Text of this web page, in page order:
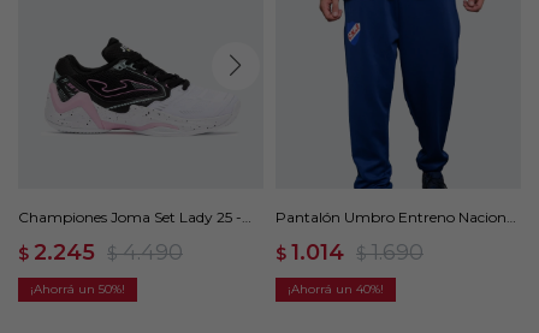
Championes Joma Set Lady 25 -
$ 2.245 $ 4.490
50
Pantalón Umbro Entreno Nacional
$ 1.014 $ 1.690
40